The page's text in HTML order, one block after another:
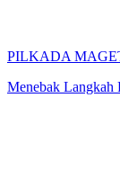
PILKADA
Menebak Langkah